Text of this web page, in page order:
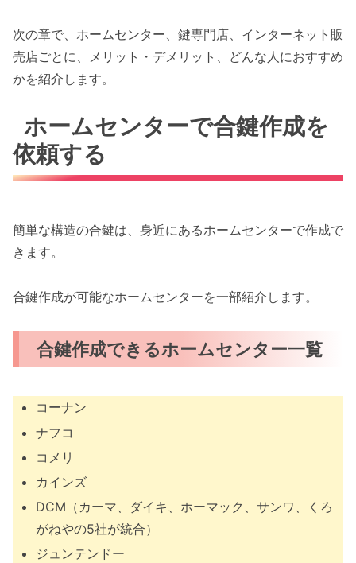
次の章で、ホームセンター、鍵専門店、インターネット販
売店ごとに、メリット・デメリット、どんな人におすすめ
かを紹介します。
ホームセンターで合鍵作成を
依頼する
簡単な構造の合鍵は、身近にあるホームセンターで作成で
きます。
合鍵作成が可能なホームセンターを一部紹介します。
合鍵作成できるホームセンター一覧
コーナン
ナフコ
コメリ
カインズ
DCM（カーマ、ダイキ、ホーマック、サンワ、くろ
がねやの5社が統合）
ジュンテンドー